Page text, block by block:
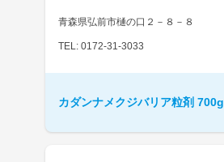
青森県弘前市樋の口２－８－８
TEL: 0172-31-3033
カダンナメクジバリア粒剤 700g